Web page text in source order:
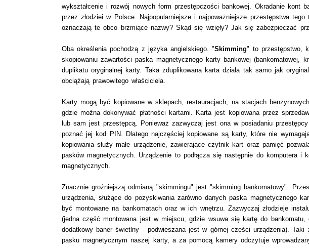
wykształcenie i rozwój nowych form przestępczości bankowej. Okradanie kont
przez złodziei w Polsce. Najpopularniejsze i najpoważniejsze przestępstwa
oznaczają te obco brzmiące nazwy? Skąd się wzięły? Jak się zabezpieczać
Oba określenia pochodzą z języka angielskiego. "Skimming" to przestępstwo,
skopiowaniu zawartości paska magnetycznego karty bankowej (bankomatowej,
duplikatu oryginalnej karty. Taka zduplikowana karta działa tak samo jak
obciążają prawowitego właściciela.
Karty mogą być kopiowane w sklepach, restauracjach, na stacjach
gdzie można dokonywać płatności kartami. Karta jest kopiowana przez
lub sam jest przestępcą. Ponieważ zazwyczaj jest ona w posiadaniu
poznać jej kod PIN. Dlatego najczęściej kopiowane są karty, które nie
kopiowania służy małe urządzenie, zawierające czytnik kart oraz pamięć
pasków magnetycznych. Urządzenie to podłącza się następnie do komputera i
magnetycznych.
Znacznie groźniejszą odmianą "skimmingu" jest "skimming bankomatowy".
urządzenia, służące do pozyskiwania zarówno danych paska magnetycznego
być montowane na bankomatach oraz w ich wnętrzu. Zazwyczaj złodzieje
(jedna część montowana jest w miejscu, gdzie wsuwa się kartę do
dodatkowy baner świetlny - podwieszana jest w górnej części urządzenia). Taki
pasku magnetycznym naszej karty, a za pomocą kamery odczytuje